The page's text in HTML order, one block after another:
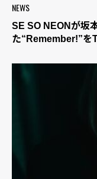
NEWS
SE SO NEONが坂
た“Remember!”を